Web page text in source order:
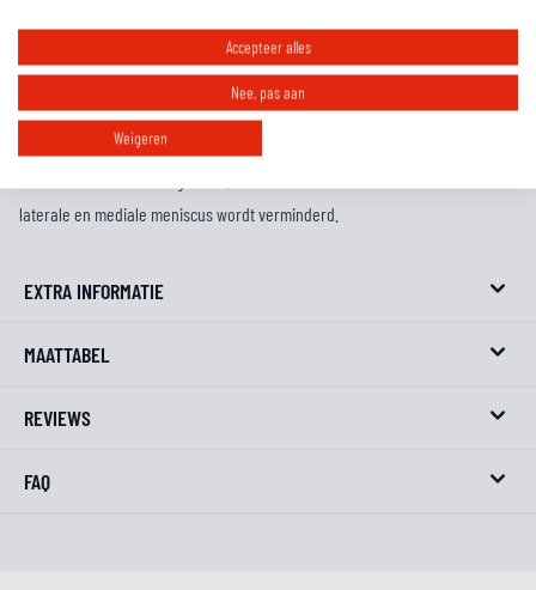
De CE-gecertificeerde Level 1, Supertech RK-10 PLASMA Kniebrace's 34-
laagse carbon frame is ontworpen om de optimale balans tussen
flexibiliteit en rigiditeit te bieden, wat zorgt voor het hoogste niveau van
rijdercomfort en ondersteuning, terwijl het risico op letsel aan het mediale
laterale en mediale meniscus wordt verminderd.
EXTRA INFORMATIE
MAATTABEL
REVIEWS
FAQ
Accepteer alles
Nee, pas aan
Weigeren